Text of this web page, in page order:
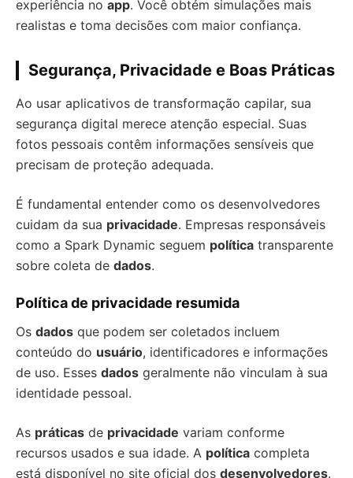
experiência no app. Você obtém simulações mais
realistas e toma decisões com maior confiança.
Segurança, Privacidade e Boas Práticas
Ao usar aplicativos de transformação capilar, sua
segurança digital merece atenção especial. Suas
fotos pessoais contêm informações sensíveis que
precisam de proteção adequada.
É fundamental entender como os desenvolvedores
cuidam da sua privacidade. Empresas responsáveis
como a Spark Dynamic seguem política transparente
sobre coleta de dados.
Política de privacidade resumida
Os dados que podem ser coletados incluem
conteúdo do usuário, identificadores e informações
de uso. Esses dados geralmente não vinculam à sua
identidade pessoal.
As práticas de privacidade variam conforme
recursos usados e sua idade. A política completa
está disponível no site oficial dos desenvolvedores.